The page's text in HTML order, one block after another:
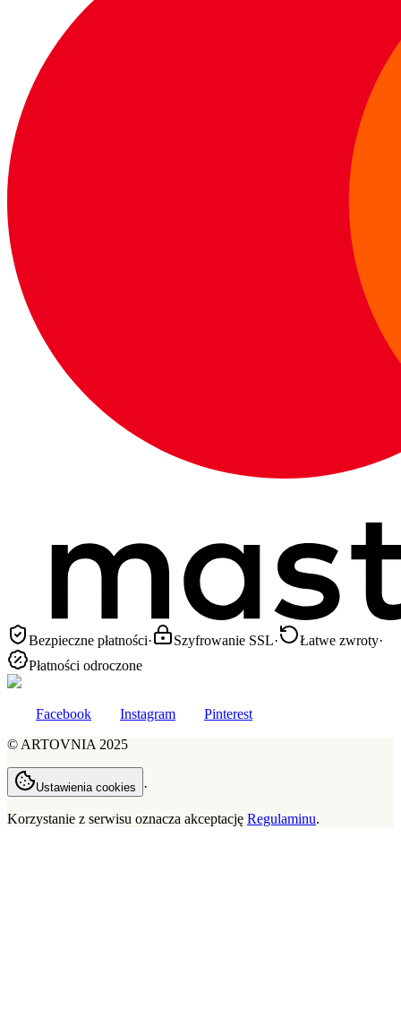
Bezpieczne płatności· Szyfrowanie SSL· Łatwe zwroty·
Płatności odroczone
Facebook Instagram
Pinterest
© ARTOVNIA 2025
Ustawienia cookies ·
Korzystanie z serwisu oznacza akceptację Regulaminu.